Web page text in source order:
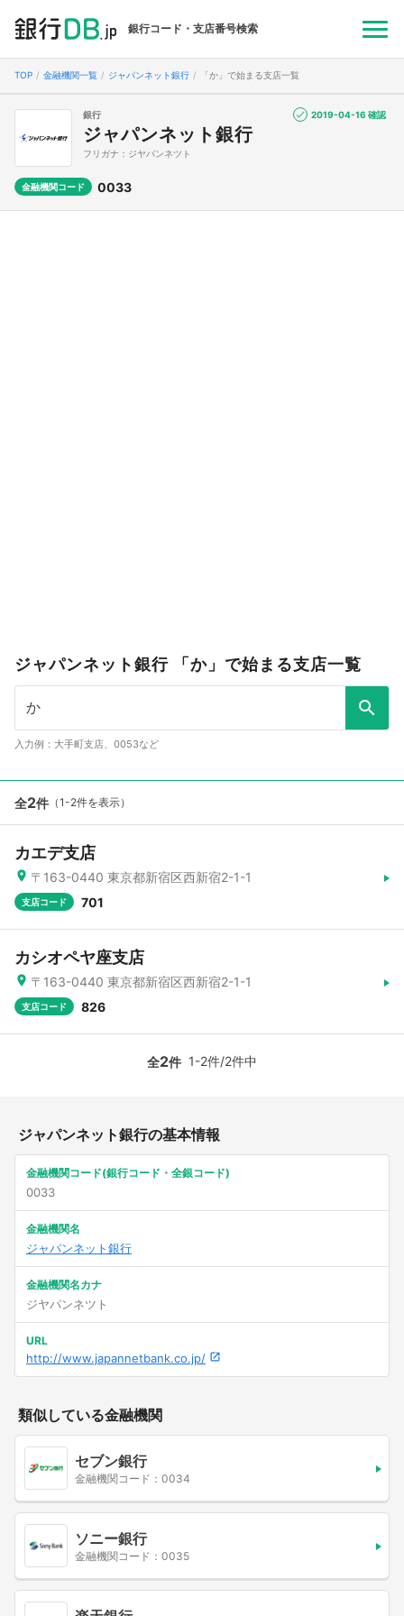
銀行コード・支店番号検索
TOP 金融機関一覧 ジャパンネット銀行 「か」で始まる支店一覧
銀行
ジャパンネット銀行
フリガナ：ジヤパンネツト
金融機関コード 0033
2019-04-16 確認
ジャパンネット銀行 「か」で始まる支店一覧
入力例：大手町支店、0053など
全2件 （1-2件を表示）
カエデ支店
〒163-0440 東京都新宿区西新宿2-1-1
支店コード 701
カシオペヤ座支店
〒163-0440 東京都新宿区西新宿2-1-1
支店コード 826
全2件 1-2件/2件中
ジャパンネット銀行の基本情報
金融機関コード(銀行コード・全銀コード)
0033
金融機関名
ジャパンネット銀行
金融機関名カナ
ジヤパンネツト
URL
http://www.japannetbank.co.jp/
類似している金融機関
セブン銀行
金融機関コード：0034
ソニー銀行
金融機関コード：0035